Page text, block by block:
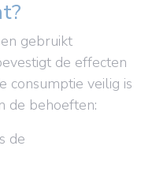
gebruikt
de effecten
consumptie veilig is
de behoeften:
de